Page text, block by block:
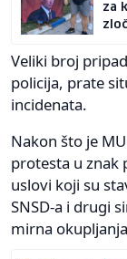
za
Veliki broj
policija, prate
incidenata.
Nakon što je
protesta u znak
uslovi koji su
SNSD-a i drugi
mirna